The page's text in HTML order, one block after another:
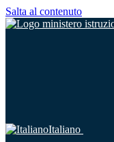
Salta al contenuto
Italiano